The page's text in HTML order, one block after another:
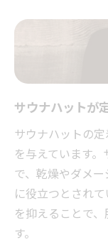
サウナハットが
サウナハットの
を与えています
で、乾燥やダメ
に役立つとされ
を抑えることで
す。